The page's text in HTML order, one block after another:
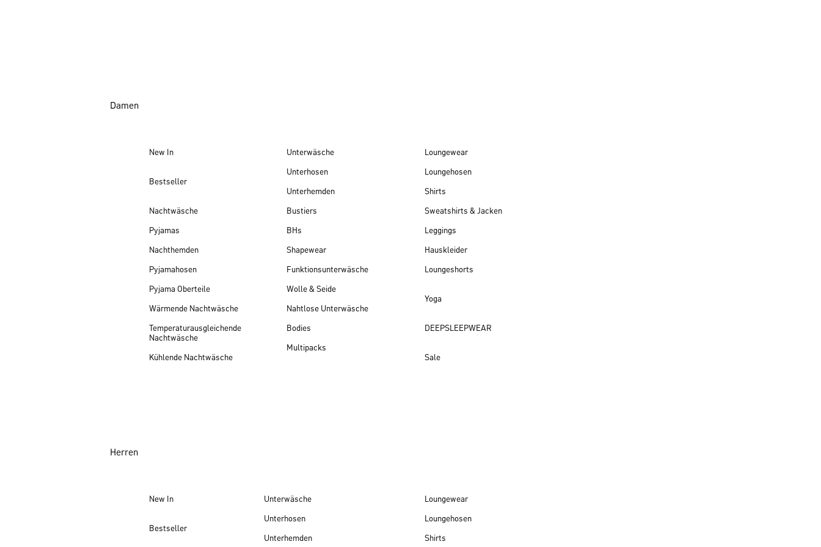
Damen
New In
Bestseller
Nachtwäsche
Pyjamas
Nachthemden
Pyjamahosen
Pyjama Oberteile
Wärmende Nachtwäsche
Temperaturausgleichende
Nachtwäsche
Kühlende Nachtwäsche
Unterwäsche
Unterhosen
Unterhemden
Bustiers
BHs
Shapewear
Funktionsunterwäsche
Wolle & Seide
Nahtlose Unterwäsche
Bodies
Multipacks
Loungewear
Loungehosen
Shirts
Sweatshirts & Jacken
Leggings
Hauskleider
Loungeshorts
Yoga
DEEPSLEEPWEAR
Sale
Herren
New In
Bestseller
Unterwäsche
Unterhosen
Unterhemden
Loungewear
Loungehosen
Shirts